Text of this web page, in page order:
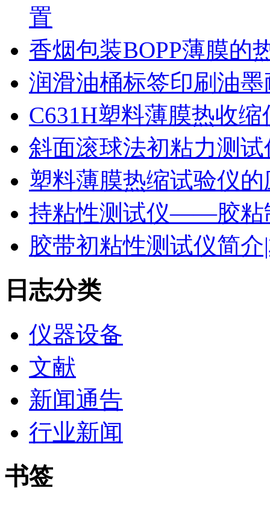
置
香烟包装BOPP薄膜的
润滑油桶标签印刷油
C631H塑料薄膜热收
斜面滚球法初粘力测
塑料薄膜热缩试验仪
持粘性测试仪——胶粘
胶带初粘性测试仪简
日志分类
仪器设备
文献
新闻通告
行业新闻
书签